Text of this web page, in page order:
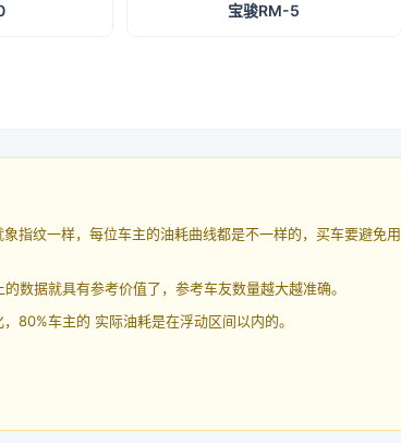
宝骏RM-5
指纹一样，每位车主的油耗曲线都是不一样的，买车要避免用
数据就具有参考价值了，参考车友数量越大越准确。
80%车主的 实际油耗是在浮动区间以内的。